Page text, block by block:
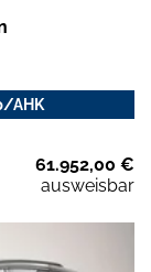
AHK
61.952,00 €
ausweisbar